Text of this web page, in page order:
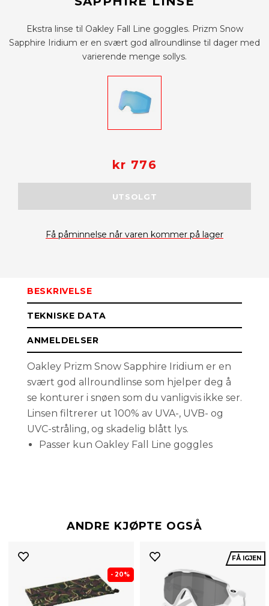
Ekstra linse til Oakley Fall Line goggles. Prizm Snow
Sapphire Iridium er en svært god allroundlinse til dager med
varierende menge sollys.
kr 776
UTSOLGT
Få påminnelse når varen kommer på lager
BESKRIVELSE
TEKNISKE DATA
ANMELDELSER
Oakley Prizm Snow Sapphire Iridium er en
svært god allroundlinse som hjelper deg å
se konturer i snøen som du vanligvis ikke ser.
Linsen filtrerer ut 100% av UVA-, UVB- og
UVC-stråling, og skadelig blått lys.
Passer kun Oakley Fall Line goggles
ANDRE KJØPTE OGSÅ
- 20%
FÅ IGJEN